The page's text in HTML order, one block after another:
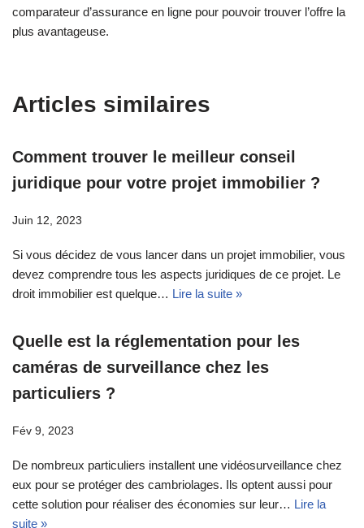
comparateur d’assurance en ligne pour pouvoir trouver l’offre la
plus avantageuse.
Articles similaires
Comment trouver le meilleur conseil
juridique pour votre projet immobilier ?
Juin 12, 2023
Si vous décidez de vous lancer dans un projet immobilier, vous
devez comprendre tous les aspects juridiques de ce projet. Le
droit immobilier est quelque… Lire la suite »
Quelle est la réglementation pour les
caméras de surveillance chez les
particuliers ?
Fév 9, 2023
De nombreux particuliers installent une vidéosurveillance chez
eux pour se protéger des cambriolages. Ils optent aussi pour
cette solution pour réaliser des économies sur leur… Lire la
suite »